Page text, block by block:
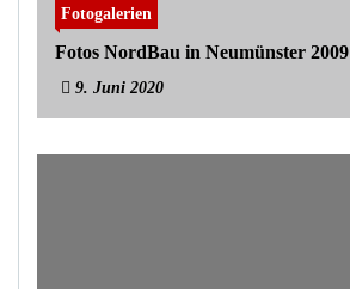
Fotogalerien
Fotos NordBau in Neumünster 2009
9. Juni 2020